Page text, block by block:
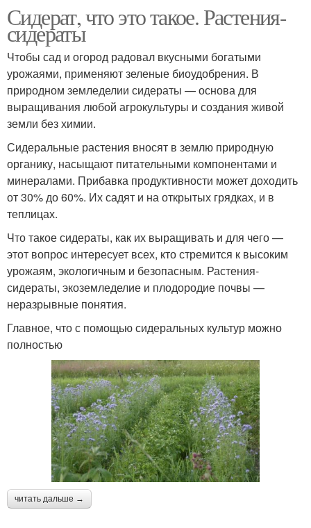
Сидерат, что это такое. Растения-
сидераты
Чтобы сад и огород радовал вкусными богатыми
урожаями, применяют зеленые биоудобрения. В
природном земледелии сидераты — основа для
выращивания любой агрокультуры и создания живой
земли без химии.
Сидеральные растения вносят в землю природную
органику, насыщают питательными компонентами и
минералами. Прибавка продуктивности может доходить
от 30% до 60%. Их садят и на открытых грядках, и в
теплицах.
Что такое сидераты, как их выращивать и для чего —
этот вопрос интересует всех, кто стремится к высоким
урожаям, экологичным и безопасным. Растения-
сидераты, экоземледелие и плодородие почвы —
неразрывные понятия.
Главное, что с помощью сидеральных культур можно
полностью
читать дальше →